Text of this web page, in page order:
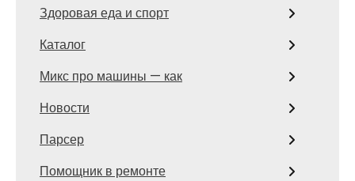
Здоровая еда и спорт
Каталог
Микс про машины — как
Новости
Парсер
Помощник в ремонте